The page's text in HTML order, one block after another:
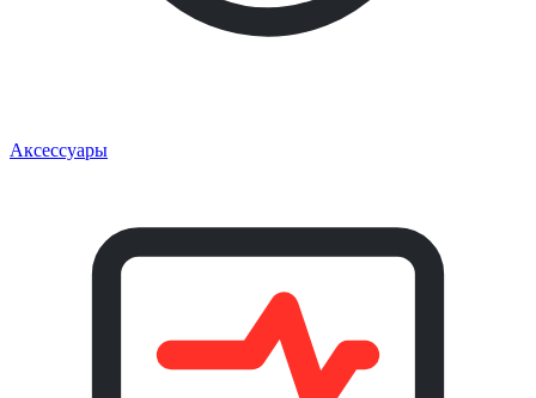
Аксессуары